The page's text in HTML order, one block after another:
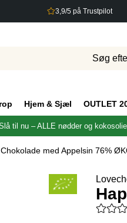
3,9/5 på Trustpilot
Hjem & Sjæl OUTLET
til nu – ALLE nødder og
med Appelsin 76%